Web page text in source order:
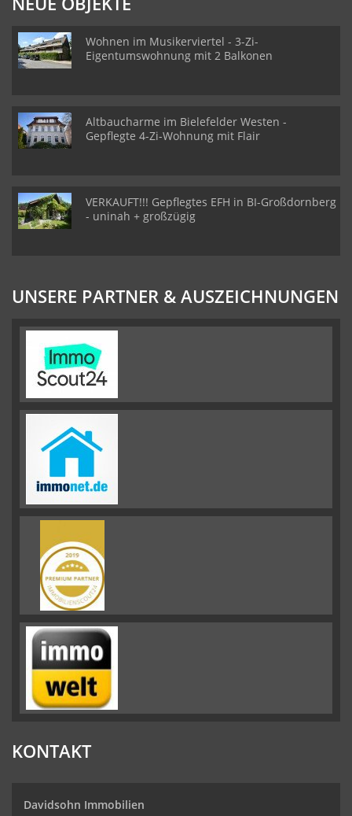
Wohnen im Musikerviertel - 3-Zi-
Eigentumswohnung mit 2 Balkonen
Altbaucharme im Bielefelder Westen -
Gepflegte 4-Zi-Wohnung mit Flair
VERKAUFT!!! Gepflegtes EFH in BI-Großdornberg
- uninah + großzügig
UNSERE PARTNER & AUSZEICHNUNGEN
KONTAKT
Davidsohn Immobilien